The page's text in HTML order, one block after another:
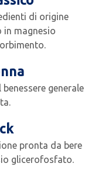
di origine
in magnesio
generale
pronta da bere
a base di magnesio citrato e magnesio glicerofosfato.